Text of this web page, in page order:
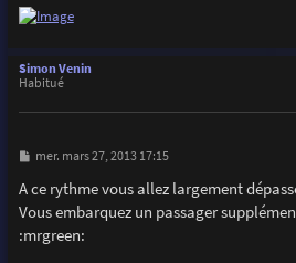
Simon Venin
Habitué
M
s
s
a
e
mer. mars 27, 2013 17:15
A ce rythme vous allez largement
Vous embarquez un passager
:mrgreen: